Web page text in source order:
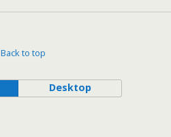
Back to top
Desktop